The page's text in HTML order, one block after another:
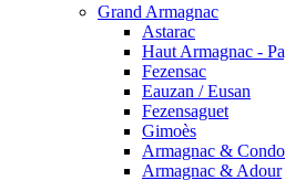
Grand Armagnac
Astarac
Haut Armagnac -
Fezensac
Eauzan / Eusan
Fezensaguet
Gimoès
Armagnac &
Armagnac & Adour